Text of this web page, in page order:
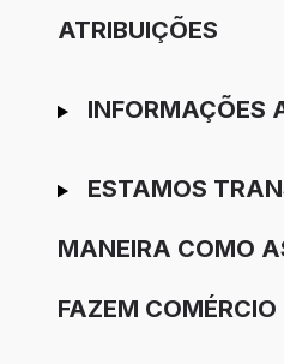
ATRIBUIÇÕES
INFORMAÇÕES
ESTAMOS
MANEIRA COMO
FAZEM COMÉRCIO